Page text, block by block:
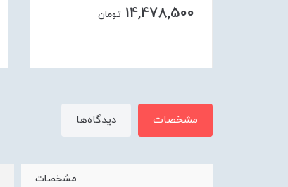
14,478,500 تومان
مشخصات دیدگاه‌ها
مشخصات